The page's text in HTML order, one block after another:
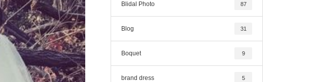
Blidal Photo 87
Blog 31
Boquet 9
brand dress 5